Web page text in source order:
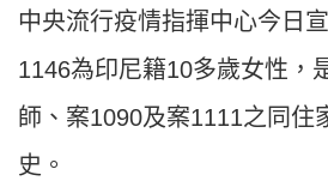
中央流行疫情指揮中心今日
1146為印尼籍10多歲女性，
師、案1090及案1111之同住
史。